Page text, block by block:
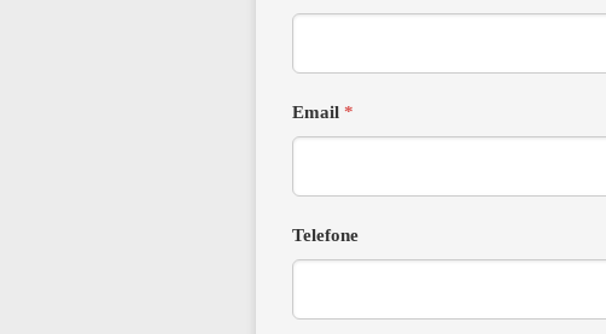
Email *
Telefone